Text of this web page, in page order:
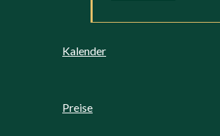
Kalender
Preise